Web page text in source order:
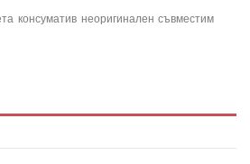
консуматив неоригинален съвместим